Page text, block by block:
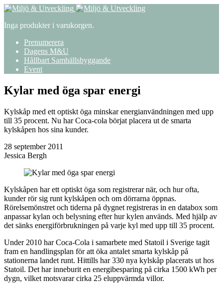
Inga produkter i varukorgen.
Prenumerera
Dagens M&U
Hållbart Samhällsbyggande
Event
Kylar med öga spar energi
Kylskåp med ett optiskt öga minskar energianvändningen med upp
till 35 procent. Nu har Coca-cola börjat placera ut de smarta
kylskåpen hos sina kunder.
28 september 2011
Jessica Bergh
Kylskåpen har ett optiskt öga som registrerar när, och hur ofta,
kunder rör sig runt kylskåpen och om dörrarna öppnas.
Rörelsemönstret och tiderna på dygnet registreras in en databox som
anpassar kylan och belysning efter hur kylen används. Med hjälp av
det sänks energiförbrukningen på varje kyl med upp till 35 procent.
Under 2010 har Coca-Cola i samarbete med Statoil i Sverige tagit
fram en handlingsplan för att öka antalet smarta kylskåp på
stationerna landet runt. Hittills har 330 nya kylskåp placerats ut hos
Statoil. Det har inneburit en energibesparing på cirka 1500 kWh per
dygn, vilket motsvarar cirka 25 eluppvärmda villor.